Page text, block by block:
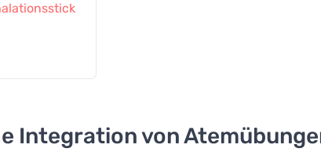
Integration von